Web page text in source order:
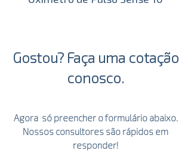
imagem garantem uma alta
performance na realização de
exames em tempo real.
Gostou? Faça uma cotação
conosco.
Agora só preencher o formulário abaixo.
Nossos consultores são rápidos em
responder!